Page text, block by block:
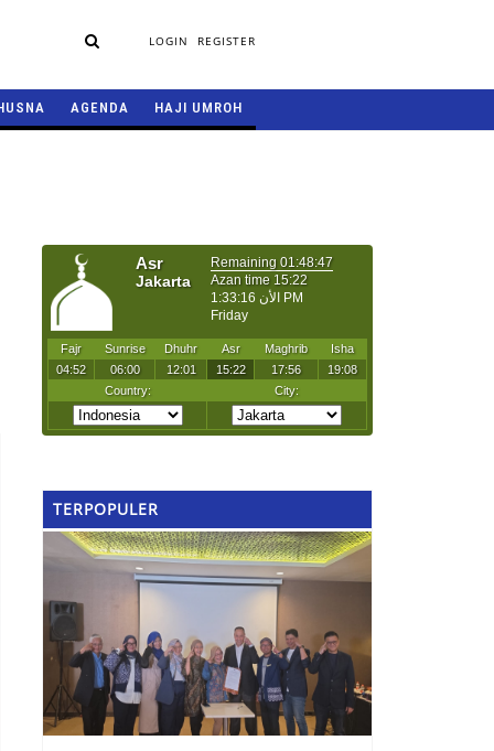
LOGIN REGISTER
AGENDA HAJI UMROH
TERPOPULER